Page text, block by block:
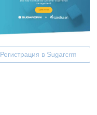
Регистрация в Sugarcrm